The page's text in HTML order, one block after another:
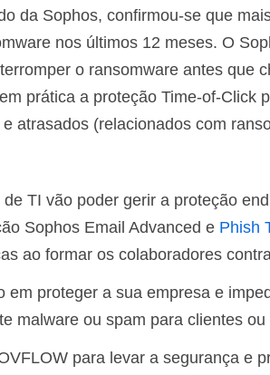
da Sophos, confirmou-se que
nos últimos 12 meses. O
o ransomware antes que
prática a proteção Time-of-Click
atrasados (relacionados com
TI vão poder gerir a proteção
Sophos Email Advanced e Phish
ao formar os colaboradores
em proteger a sua empresa e
malware ou spam para clientes
para levar a segurança e